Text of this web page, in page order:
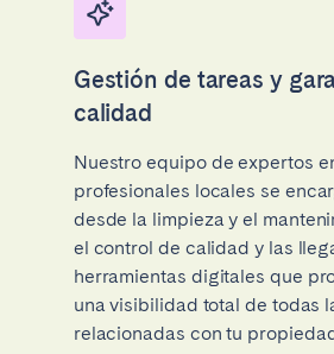
Gestión de tareas y
calidad
Nuestro equipo de expertos
profesionales locales se
desde la limpieza y el
el control de calidad y las
herramientas digitales que
una visibilidad total de todas
relacionadas con tu